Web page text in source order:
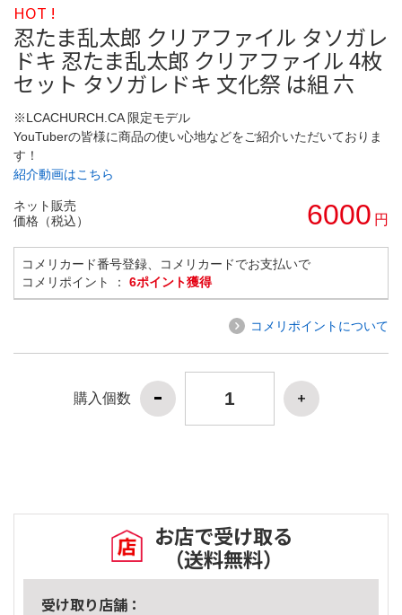
HOT !
忍たま乱太郎 クリアファイル タソガレ
ドキ 忍たま乱太郎 クリアファイル 4枚
セット タソガレドキ 文化祭 は組 六
※LCACHURCH.CA 限定モデル
YouTuberの皆様に商品の使い心地などをご紹介いただいておりま
す！
紹介動画はこちら
ネット販売
価格（税込）
6000 円
コメリカード番号登録、コメリカードでお支払いで
コメリポイント ： 6ポイント獲得
コメリポイントについて
購入個数
お店で受け取る
（送料無料）
受け取り店舗：